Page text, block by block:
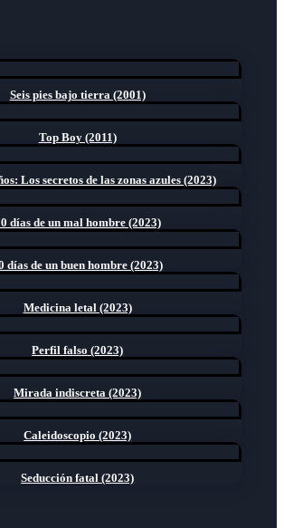
Seis pies bajo tierra (2001)
Top Boy (2011)
Los secretos de las zonas azules (2023)
días de un mal hombre (2023)
días de un buen hombre (2023)
Medicina letal (2023)
Perfil falso (2023)
Mirada indiscreta (2023)
Caleidoscopio (2023)
Seducción fatal (2023)